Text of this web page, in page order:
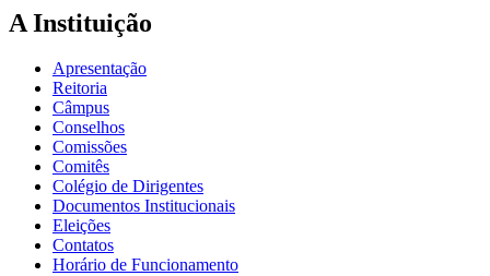
A Instituição
Apresentação
Reitoria
Câmpus
Conselhos
Comissões
Comitês
Colégio de Dirigentes
Documentos Institucionais
Eleições
Contatos
Horário de Funcionamento